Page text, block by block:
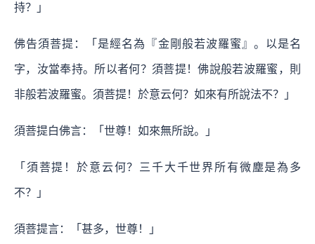
持？」
佛告須菩提：「是經名為『金剛般若波羅蜜』。以是名
字，汝當奉持。所以者何？須菩提！佛說般若波羅蜜，則
非般若波羅蜜。須菩提！於意云何？如來有所說法不？」
須菩提白佛言：「世尊！如來無所說。」
「須菩提！於意云何？三千大千世界所有微塵是為多
不？」
須菩提言：「甚多，世尊！」